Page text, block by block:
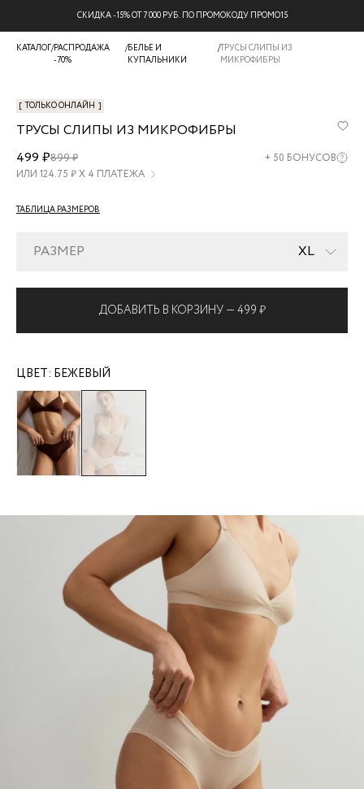
СКИДКА -15% ОТ 7 000 РУБ. ПО ПРОМОКОДУ ПРОМО15
КАТАЛОГ/РАСПРОДАЖА
-70%
/БЕЛЬЕ И
КУПАЛЬНИКИ
/ТРУСЫ СЛИПЫ ИЗ
МИКРОФИБРЫ
[ ТОЛЬКО ОНЛАЙН ]
ТРУСЫ СЛИПЫ ИЗ МИКРОФИБРЫ
ZR2605121902-
62
499 ₽899 ₽ + 50 БОНУСОВ
ИЛИ 124.75 ₽ Х 4 ПЛАТЕЖА
ТАБЛИЦА РАЗМЕРОВ
РАЗМЕР XL
ДОБАВИТЬ В КОРЗИНУ — 499 ₽
ЦВЕТ: БЕЖЕВЫЙ